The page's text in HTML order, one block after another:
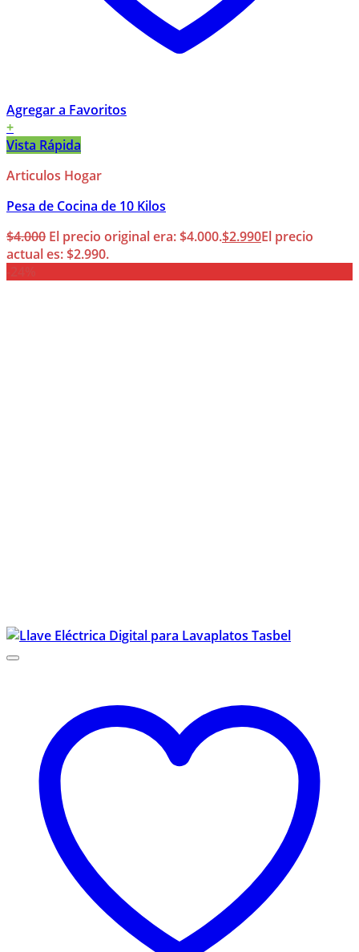
Agregar a Favoritos
+
Vista Rápida
Articulos Hogar
Pesa de Cocina de 10 Kilos
$4.000 El precio original era: $4.000.$2.990El precio
actual es: $2.990.